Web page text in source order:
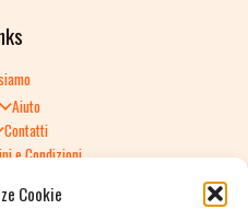
Cookie
Aiuto
Contatti
e Condizioni
di Reso